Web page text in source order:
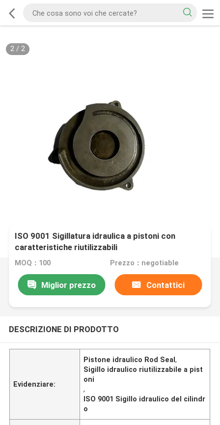
2/ 2
ISO 9001 Sigillatura idraulica a pistoni con
caratteristiche riutilizzabili
MOQ：100 Prezzo：negotiable
Miglior prezzo Contattici
DESCRIZIONE DI PRODOTTO
Evidenziare:
Pistone idraulico Rod Seal,
Sigillo idraulico riutilizzabile a pist
oni
,
ISO 9001 Sigillo idraulico del cilindr
o